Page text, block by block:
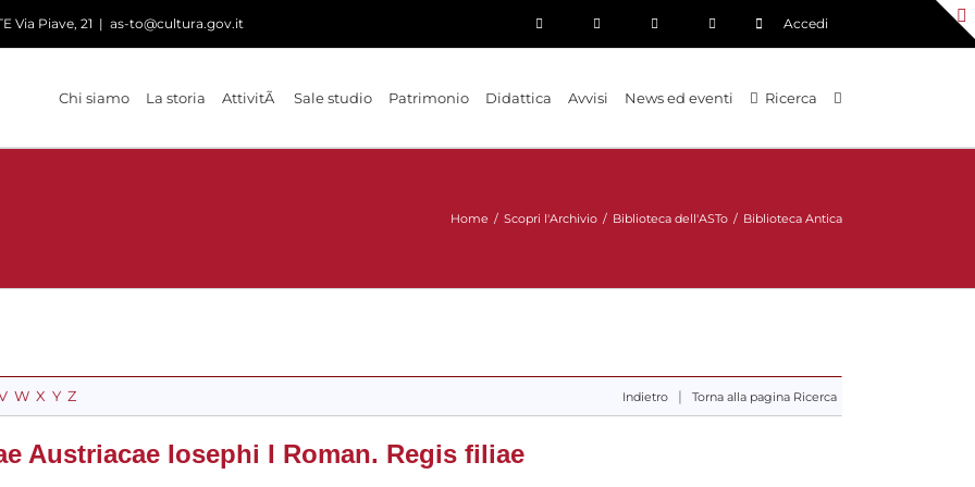
Via Piave, 21 | as-to@cultura.gov.it Accedi
Chi siamo La storia AttivitÃ Sale studio Patrimonio Didattica Avvisi News ed eventi Ricerca
Home / Scopri l'Archivio / Biblioteca dell'ASTo / Biblioteca Antica
W X Y Z Indietro | Torna alla pagina Ricerca
Austriacae Iosephi I Roman. Regis filiae